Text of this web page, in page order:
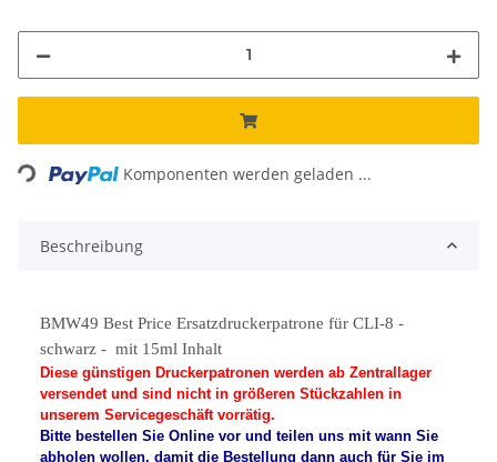
Loading... Komponenten werden geladen ...
Beschreibung
BMW49 Best Price Ersatzdruckerpatrone für CLI-8 -
schwarz - mit 15ml Inhalt
Diese günstigen Druckerpatronen werden ab Zentrallager
versendet und sind nicht in größeren Stückzahlen in
unserem Servicegeschäft vorrätig.
Bitte bestellen Sie Online vor und teilen uns mit wann Sie
abholen wollen, damit die Bestellung dann auch für Sie im